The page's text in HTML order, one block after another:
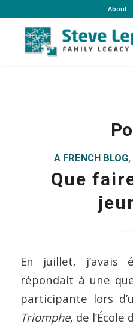
About
A FRENCH BLOG,
Que
En juillet, j’avais
répondait à une
participante lors
Triomphe, de